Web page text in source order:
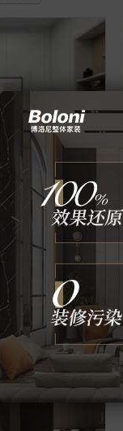
这样装修多少钱?